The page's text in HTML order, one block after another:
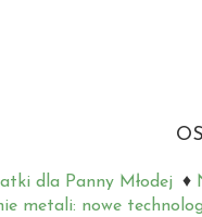
dla Panny Młodej
metali: nowe